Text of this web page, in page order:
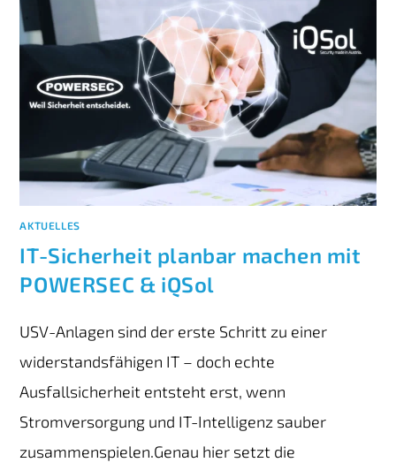
AKTUELLES
IT-Sicherheit planbar machen mit
POWERSEC & iQSol
USV-Anlagen sind der erste Schritt zu einer
widerstandsfähigen IT – doch echte
Ausfallsicherheit entsteht erst, wenn
Stromversorgung und IT-Intelligenz sauber
zusammenspielen.Genau hier setzt die